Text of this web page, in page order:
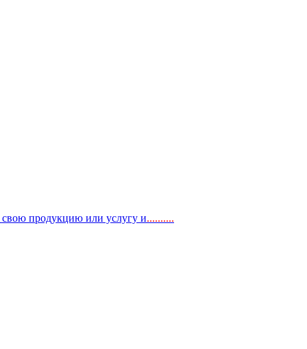
свою продукцию или услугу и..........